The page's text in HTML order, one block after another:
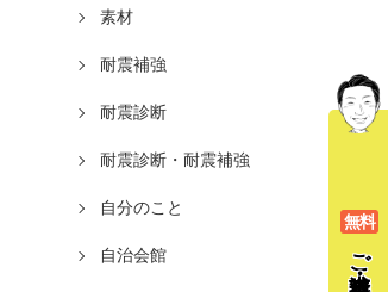
無料
ご相談
素材
耐震補強
耐震診断
耐震診断・耐震補強
自分のこと
自治会館